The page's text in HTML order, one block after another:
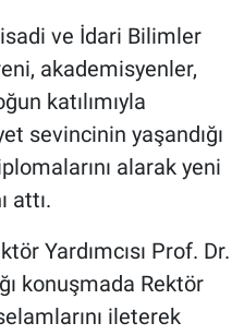
ve İdari Bilimler
akademisyenler,
katılımıyla
sevincinin yaşandığı
alarak yeni
attı.
Yardımcısı Prof. Dr.
konuşmada Rektör
ileterek